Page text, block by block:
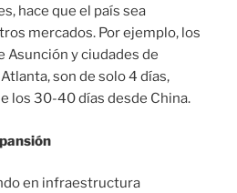
hace que el país sea
mercados. Por ejemplo, los
y ciudades de
son de solo 4 días,
los 30-40 días desde China.
en infraestructura